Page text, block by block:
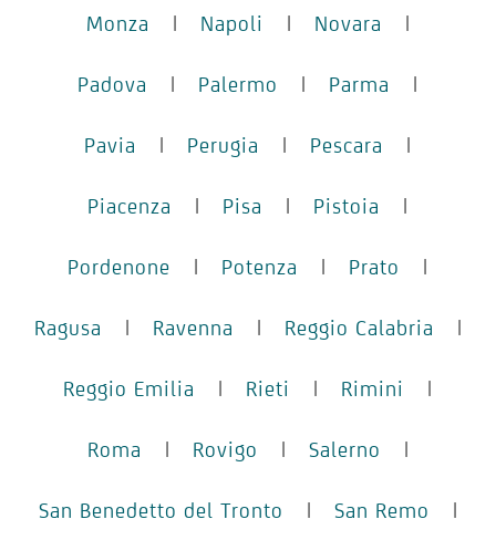
Monza | Napoli | Novara |
Padova | Palermo | Parma |
Pavia | Perugia | Pescara |
Piacenza | Pisa | Pistoia |
Pordenone | Potenza | Prato |
Ragusa | Ravenna | Reggio Calabria |
Reggio Emilia | Rieti | Rimini |
Roma | Rovigo | Salerno |
San Benedetto del Tronto | San Remo |